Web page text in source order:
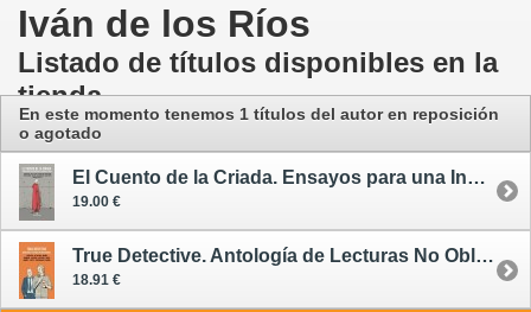
Iván de los Ríos
Listado de títulos disponibles en la
tienda
En este momento tenemos 1 títulos del autor en reposición
o agotado
El Cuento de la Criada. Ensayos para una Incursión en la República de Gilead
19.00 €
True Detective. Antología de Lecturas No Obligatorias
18.91 €